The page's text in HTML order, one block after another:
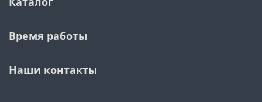
Время работы
Наши контакты